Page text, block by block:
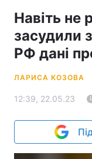
Навіть не
засудили
РФ дані
ЛАРИСА КОЗОВА
12:39, 22.05.23